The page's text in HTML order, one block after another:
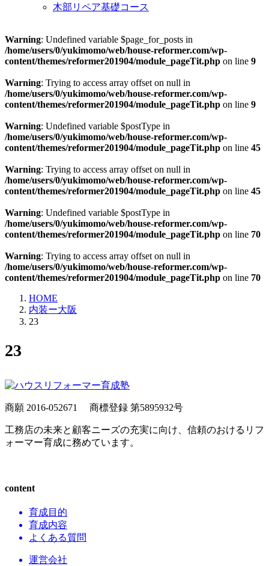
木部リペア基礎コース
Warning: Undefined variable $page_for_posts in
/home/users/0/yukimomo/web/house-reformer.com/wp-
content/themes/reformer201904/module_pageTit.php on line 9
Warning: Trying to access array offset on null in
/home/users/0/yukimomo/web/house-reformer.com/wp-
content/themes/reformer201904/module_pageTit.php on line 9
Warning: Undefined variable $postType in
/home/users/0/yukimomo/web/house-reformer.com/wp-
content/themes/reformer201904/module_pageTit.php on line 45
Warning: Trying to access array offset on null in
/home/users/0/yukimomo/web/house-reformer.com/wp-
content/themes/reformer201904/module_pageTit.php on line 45
Warning: Undefined variable $postType in
/home/users/0/yukimomo/web/house-reformer.com/wp-
content/themes/reformer201904/module_pageTit.php on line 70
Warning: Trying to access array offset on null in
/home/users/0/yukimomo/web/house-reformer.com/wp-
content/themes/reformer201904/module_pageTit.php on line 70
HOME
内装ー大阪
23
23
商願 2016-052671 商標登録 第5895932号
工務店の未来と顧客ニーズの充実に向け、信頼のおけるリフ
ォーマー育成に務めています。
content
育成目的
育成内容
よくある質問
運営会社